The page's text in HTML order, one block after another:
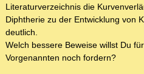
Literaturverzeichnis die
Diphtherie zu der Entwicklung von
deutlich.
Welch bessere Beweise willst Du
Vorgenannten noch fordern?